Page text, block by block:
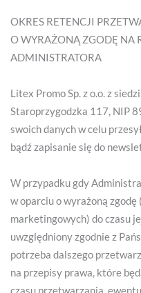
OKRES RETENCJI
O WYRAŻONĄ ZGODĘ NA
ADMINISTRATORA
Litex Promo Sp. z o.o. z
Staroprzygodzka 117, NIP
swoich danych w celu
bądź zapisanie się do
W przypadku gdy
w oparciu o wyrażoną
marketingowych) do czasu
uwzględniony zgodnie z
potrzeba dalszego
na przepisy prawa, które
czasu przetwarzania,